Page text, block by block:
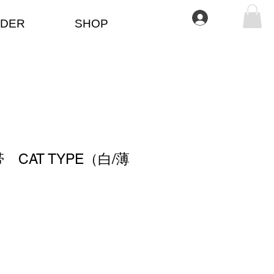
SHOP Iniciar sesión
CAT TYPE（白/薄